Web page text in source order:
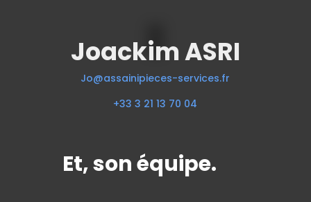
Joackim ASRI
Jo@assainipieces-services.fr
+33 3 21 13 70 04
Et, son équipe.